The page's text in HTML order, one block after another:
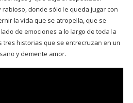
donde sólo le queda jugar con
la vida que se atropella, que se
de emociones a lo largo de toda la
tres historias que se entrecruzan en un
y demente amor.